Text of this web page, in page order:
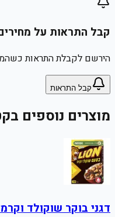
קבל התראות על
הירשם לקבלת התראות
קבל התראות
מוצרים נוספים
דגני בוקר שוקולד וקרמל 480 ג'